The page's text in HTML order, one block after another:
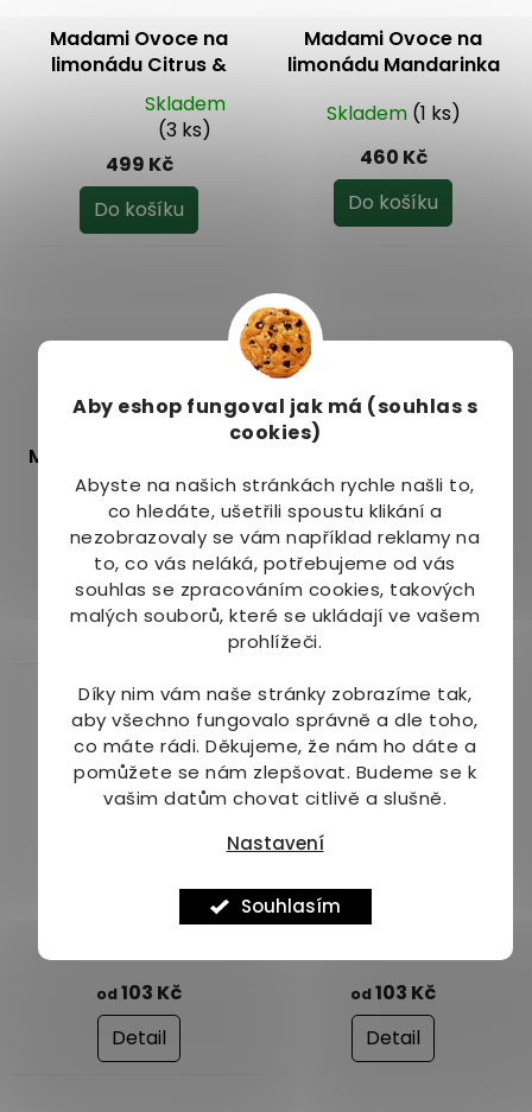
Aby eshop fungoval jak má (souhlas s
cookies)
Abyste na našich stránkách rychle našli to,
co hledáte, ušetřili spoustu klikání a
nezobrazovaly se vám například reklamy na
to, co vás neláká, potřebujeme od vás
souhlas se zpracováním cookies, takových
malých souborů, které se ukládají ve vašem
prohlížeči.
Díky nim vám naše stránky zobrazíme tak,
aby všechno fungovalo správně a dle toho,
co máte rádi. Děkujeme, že nám ho dáte a
pomůžete se nám zlepšovat. Budeme se k
vašim datům chovat citlivě a slušně.
Nastavení
Souhlasím
Madami Ovoce na
limonádu Citrus &
máta 1000 ml
produktu
Skladem
(3 ks)
499 Kč
Do košíku
Madami Ovoce na
limonádu Mandarinka
Skladem (1 ks)
460 Kč
Do košíku
Moštěnický sirup Lesní
směs 700 ml
Skladem(4 ks)
89 Kč
Do košíku
Malina 700 ml
Průměrné
hodnocení
produktu
je
4,0
5
hvězdiček.
Skladem
(3 ks)
105 Kč
Do košíku
od
od103 Kč
Detail
od103 Kč
Detail